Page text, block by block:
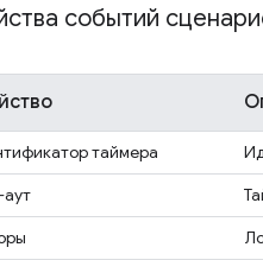
событий
таймера